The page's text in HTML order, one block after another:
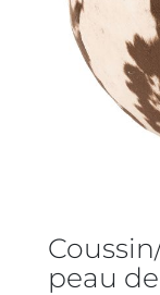
peau